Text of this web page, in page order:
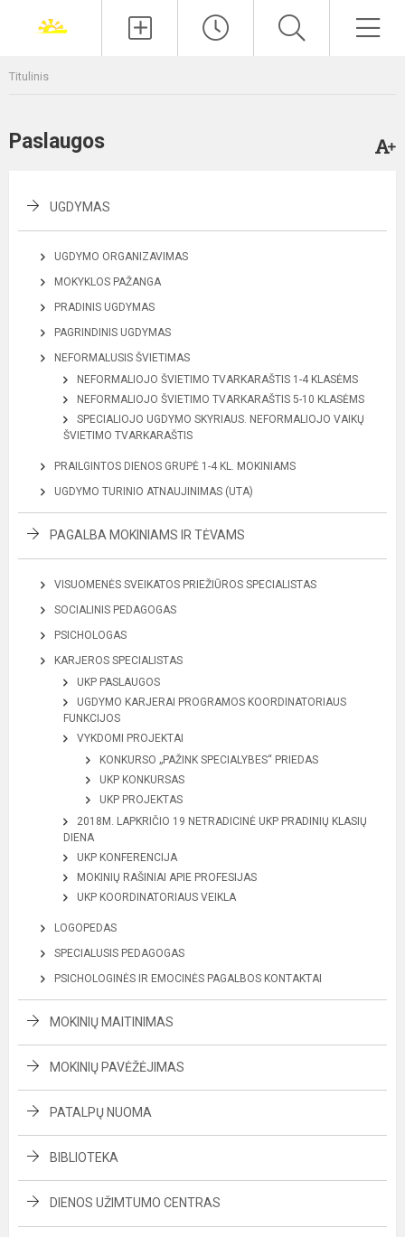
Titulinis
Paslaugos
UGDYMAS
UGDYMO ORGANIZAVIMAS
MOKYKLOS PAŽANGA
PRADINIS UGDYMAS
PAGRINDINIS UGDYMAS
NEFORMALUSIS ŠVIETIMAS
NEFORMALIOJO ŠVIETIMO TVARKARAŠTIS 1-4 KLASĖMS
NEFORMALIOJO ŠVIETIMO TVARKARAŠTIS 5-10 KLASĖMS
SPECIALIOJO UGDYMO SKYRIAUS. NEFORMALIOJO VAIKŲ
ŠVIETIMO TVARKARAŠTIS
PRAILGINTOS DIENOS GRUPĖ 1-4 KL. MOKINIAMS
UGDYMO TURINIO ATNAUJINIMAS (UTA)
PAGALBA MOKINIAMS IR TĖVAMS
VISUOMENĖS SVEIKATOS PRIEŽIŪROS SPECIALISTAS
SOCIALINIS PEDAGOGAS
PSICHOLOGAS
KARJEROS SPECIALISTAS
UKP PASLAUGOS
UGDYMO KARJERAI PROGRAMOS KOORDINATORIAUS
FUNKCIJOS
VYKDOMI PROJEKTAI
KONKURSO „PAŽINK SPECIALYBES“ PRIEDAS
UKP KONKURSAS
UKP PROJEKTAS
2018M. LAPKRIČIO 19 NETRADICINĖ UKP PRADINIŲ KLASIŲ
DIENA
UKP KONFERENCIJA
MOKINIŲ RAŠINIAI APIE PROFESIJAS
UKP KOORDINATORIAUS VEIKLA
LOGOPEDAS
SPECIALUSIS PEDAGOGAS
PSICHOLOGINĖS IR EMOCINĖS PAGALBOS KONTAKTAI
MOKINIŲ MAITINIMAS
MOKINIŲ PAVĖŽĖJIMAS
PATALPŲ NUOMA
BIBLIOTEKA
DIENOS UŽIMTUMO CENTRAS